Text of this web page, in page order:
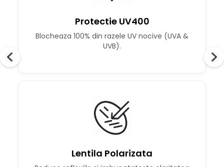
Protectie UV400
Blocheaza 100% din razele UV nocive (UVA &
UVB).
Lentila Polarizata